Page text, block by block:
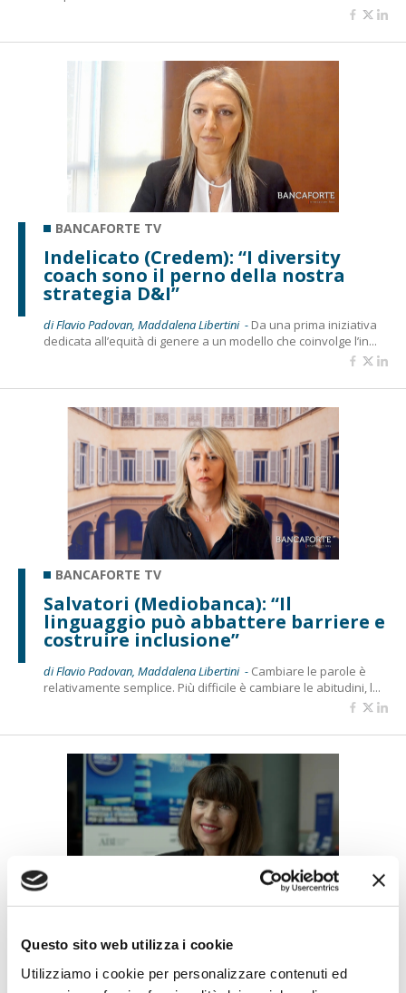
Questo sito web utilizza i cookie
Utilizziamo i cookie per personalizzare contenuti ed
BANCAFORTE TV
Indelicato (Credem): “I diversity
coach sono il perno della nostra
strategia D&I”
di Flavio Padovan, Maddalena Libertini - Da una prima iniziativa
dedicata all’equità di genere a un modello che coinvolge l’in...
BANCAFORTE TV
Salvatori (Mediobanca): “Il
linguaggio può abbattere barriere e
costruire inclusione”
di Flavio Padovan, Maddalena Libertini - Cambiare le parole è
relativamente semplice. Più difficile è cambiare le abitudini, l...
Petrella (BPER Banca): “La GenAI
rafforza i controlli e valorizza il
lavoro degli analisti”